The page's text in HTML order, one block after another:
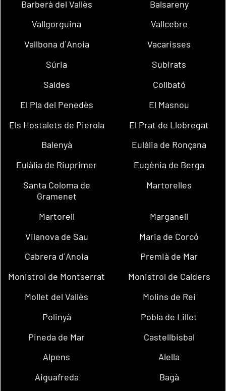
Barberà del Vallès
Balsareny
Vallgorguina
Vallcebre
Vallbona d´Anoia
Vacarisses
Súria
Subirats
Saldes
Collbató
El Pla del Penedès
El Masnou
Els Hostalets de Pierola
El Prat de Llobregat
Balenyà
Eulàlia de Ronçana
Eulàlia de Riuprimer
Eugènia de Berga
Santa Coloma de
Gramenet
Martorelles
Martorell
Marganell
Vilanova de Sau
Maria de Corcó
Cabrera d´Anoia
Premià de Mar
Monistrol de Montserrat
Monistrol de Calders
Mollet del Vallès
Molins de Rei
Polinyà
Pobla de Lillet
Pineda de Mar
Castellbisbal
Alpens
Alella
Aiguafreda
Bagà